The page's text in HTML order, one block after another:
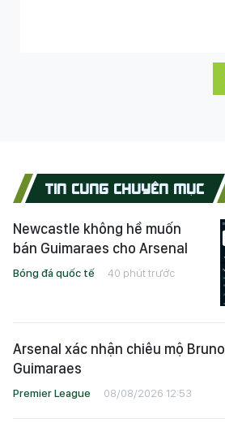
TIN CÙNG CHUYÊN MỤC
Newcastle không hề muốn
bán Guimaraes cho Arsenal
Bóng đá quốc tế 40 phút trước
Arsenal xác nhận chiêu mộ Bruno
Guimaraes
Premier League 08/08/2026 12:53